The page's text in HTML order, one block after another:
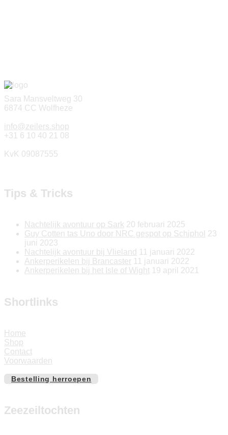
Sara Mansveltweg 30
6874 CC Wolfheze
info@zeilers.shop
+31 6 10 40 21 08
KvK 09087555
Tips & Tricks
Nachtelijk avontuur op Sark 20 februari 2025
Guy Cotten tas Uno door NRC gespot op Schiphol 23
juni 2023
Nachtelijk avontuur bij Vlieland 11 januari 2022
Ankerperikelen bij Brancaster 11 januari 2022
Ankerperikelen bij het Isle of Wight 19 april 2021
Shortlinks
Home
Shop
Contact
Voorwaarden
Bestelling herroepen
Zeezeiltochten